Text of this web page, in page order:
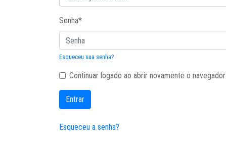
Senha*
Esqueceu sua senha?
Continuar logado ao abrir novamente o navegador
Entrar
Esqueceu a senha?